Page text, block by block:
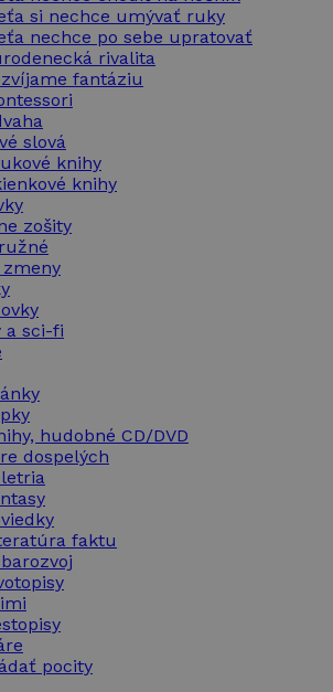
si nechce umývať ruky
nechce po sebe upratovať
rivalita
fantáziu
slová
knihy
knihy
zošity
zmeny
a sci-fi
hudobné CD/DVD
dospelých
faktu
pocity